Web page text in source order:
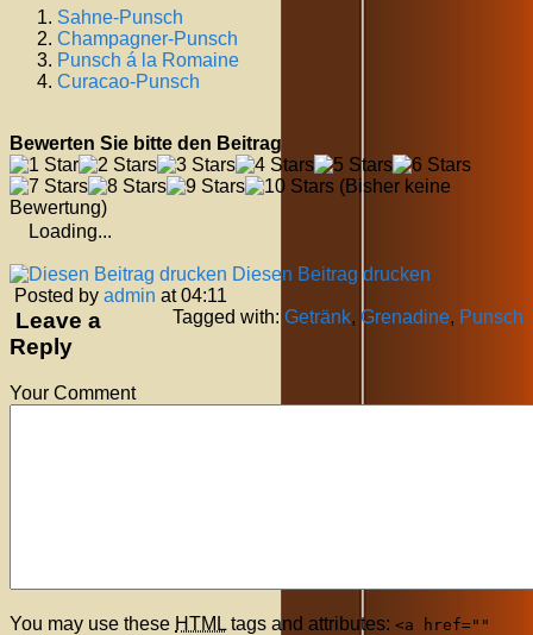
Sahne-Punsch
Champagner-Punsch
Punsch á la Romaine
Curacao-Punsch
Bewerten Sie bitte den Beitrag
(Bisher keine
Bewertung)
Loading...
Diesen Beitrag drucken
Posted by admin at 04:11
Tagged with: Getränk, Grenadine, Punsch
Leave a
Reply
Your Comment
You may use these HTML tags and attributes: <a href=""